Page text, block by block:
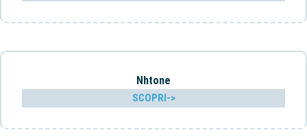
Nhtone
SCOPRI->